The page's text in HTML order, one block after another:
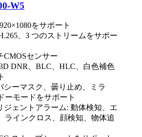
W5
をサポート
、3 つのストリームをサポー
CMOSセンサー
DNR、BLC、HLC、白色補色
シーマスク、曇り止め、ミラ
ーモードをサポート
ジェントアラーム: 動体検知、エ
ラインクロス、顔検知、物体追